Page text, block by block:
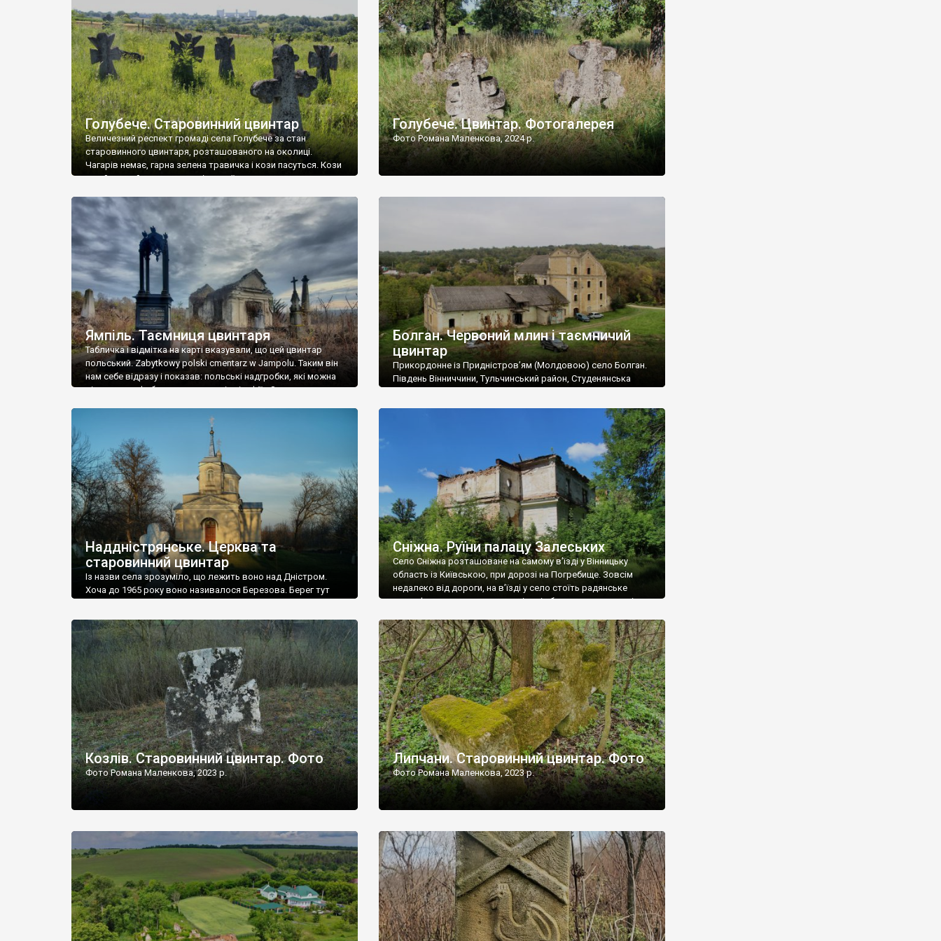
[…]
Голубече. Старовинний цвинтар
Величезний респект громаді села Голубече за стан
старовинного цвинтаря, розташованого на околиці.
Чагарів немає, гарна зелена травичка і кози пасуться. Кози
– найкращий регулятор шкідливої, для старих кладовищ,
бруньками, кози ті бруньки обгризають, бо то улюблений
делікатес. На цвинтарі у Голубечому ціла колекція
різноманітних форм хрестів. Село відносно невелике, […]
Голубече. Цвинтар. Фотогалерея
Фото Романа Маленкова, 2024 р.
Ямпіль. Таємниця цвинтаря
Табличка і відмітка на карті вказували, що цей цвинтар
польський. Zabytkowy polski cmentarz w Jampolu. Таким він
нам себе відразу і показав: польські надгробки, які можна
віднести до фабричних, польські епітафії… Загалом цвинтар
виявилося більше семи гектарів. Перше враження про
абсолютну звичайність польського цвинтаря виявилося
оманливим – […]
Болган. Червоний млин і таємничий
цвинтар
Прикордонне із Придністров’ям (Молдовою) село Болган.
Південь Вінниччини, Тульчинський район, Студенянська
старовинний цвинтар із кам’яними хрестами. Всі епітафії, які
збереглися, написані кирилицею, церковнослов’янською
мовою. За всіма традиційними ознаками – цвинтар
український. Хрести датуються 19 століттям. У 1924-1940
роках Болган […]
Наддністрянське. Церква та
старовинний цвинтар
Із назви села зрозуміло, що лежить воно над Дністром.
Хоча до 1965 року воно називалося Березова. Берег тут
Наддністрянське відрізняється від більшості навколишніх
сіл. У селі є мурована Михайлівська церква. Точної дати […]
Сніжна. Руїни палацу Залеських
Село Сніжна розташоване на самому в’їзді у Вінницьку
область із Київською, при дорозі на Погребище. Зовсім
недалеко від дороги, на в’їзді у село стоїть радянське
рельєфне пано, яке показує жінку і яблуню, а трохи далі,
дороги їх не видно, але видно дві стареньких колії у траві –
[…]
Козлів. Старовинний цвинтар. Фото
Фото Романа Маленкова, 2023 р.
Липчани. Старовинний цвинтар. Фото
Фото Романа Маленкова, 2023 р.